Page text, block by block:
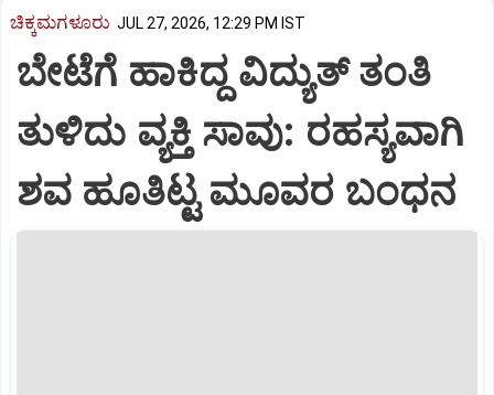
ಚಿಕ್ಕಮಗಳೂರು JUL 27, 2026, 12:29 PM IST
ಬೇಟೆಗೆ ಹಾಕಿದ್ದ ವಿದ್ಯುತ್ ತಂತಿ
ತುಳಿದು ವ್ಯಕ್ತಿ ಸಾವು: ರಹಸ್ಯವಾಗಿ
ಶವ ಹೂತಿಟ್ಟ ಮೂವರ ಬಂಧನ